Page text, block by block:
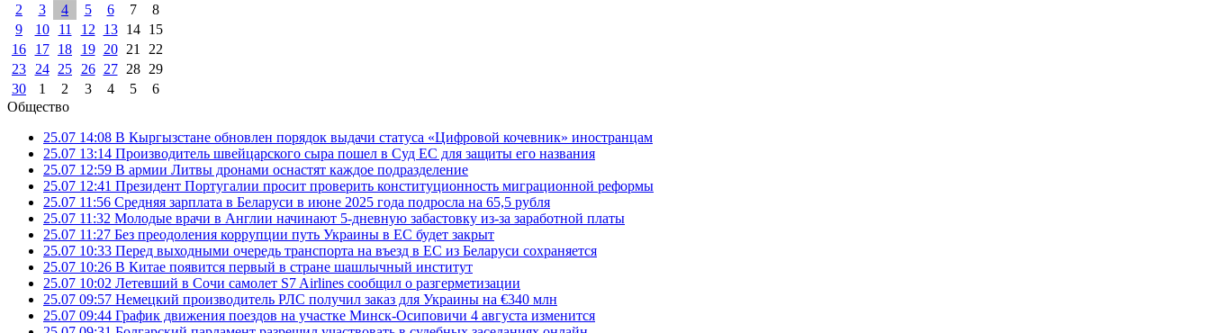
2
3 4 5 6 7
8
9
10 11 12 13 14
15
16
17 18 19 20 21
22
23
24 25 26 27 28
29
30
1 2 3 4 5
6
Общество
25.07 14:08 В Кыргызстане обновлен порядок выдачи статуса «Цифровой кочевник» иностранцам
25.07 13:14 Производитель швейцарского сыра пошел в Суд ЕС для защиты его названия
25.07 12:59 В армии Литвы дронами оснастят каждое подразделение
25.07 12:41 Президент Португалии просит проверить конституционность миграционной реформы
25.07 11:56 Средняя зарплата в Беларуси в июне 2025 года подросла на 65,5 рубля
25.07 11:32 Молодые врачи в Англии начинают 5-дневную забастовку из-за заработной платы
25.07 11:27 Без преодоления коррупции путь Украины в ЕС будет закрыт
25.07 10:33 Перед выходными очередь транспорта на въезд в ЕС из Беларуси сохраняется
25.07 10:26 В Китае появится первый в стране шашлычный институт
25.07 10:02 Летевший в Сочи самолет S7 Airlines сообщил о разгерметизации
25.07 09:57 Немецкий производитель РЛС получил заказ для Украины на €340 млн
25.07 09:44 График движения поездов на участке Минск-Осиповичи 4 августа изменится